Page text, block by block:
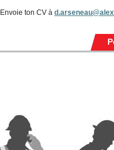
Envoie ton CV à